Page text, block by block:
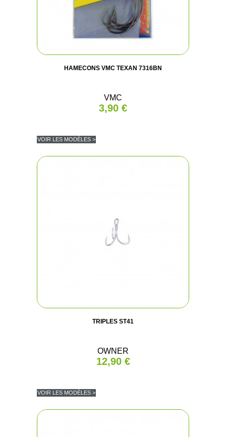
HAMECONS VMC TEXAN 7316BN
VMC
3,90 €
VOIR LES MODÈLES >
TRIPLES ST41
OWNER
12,90 €
VOIR LES MODÈLES >